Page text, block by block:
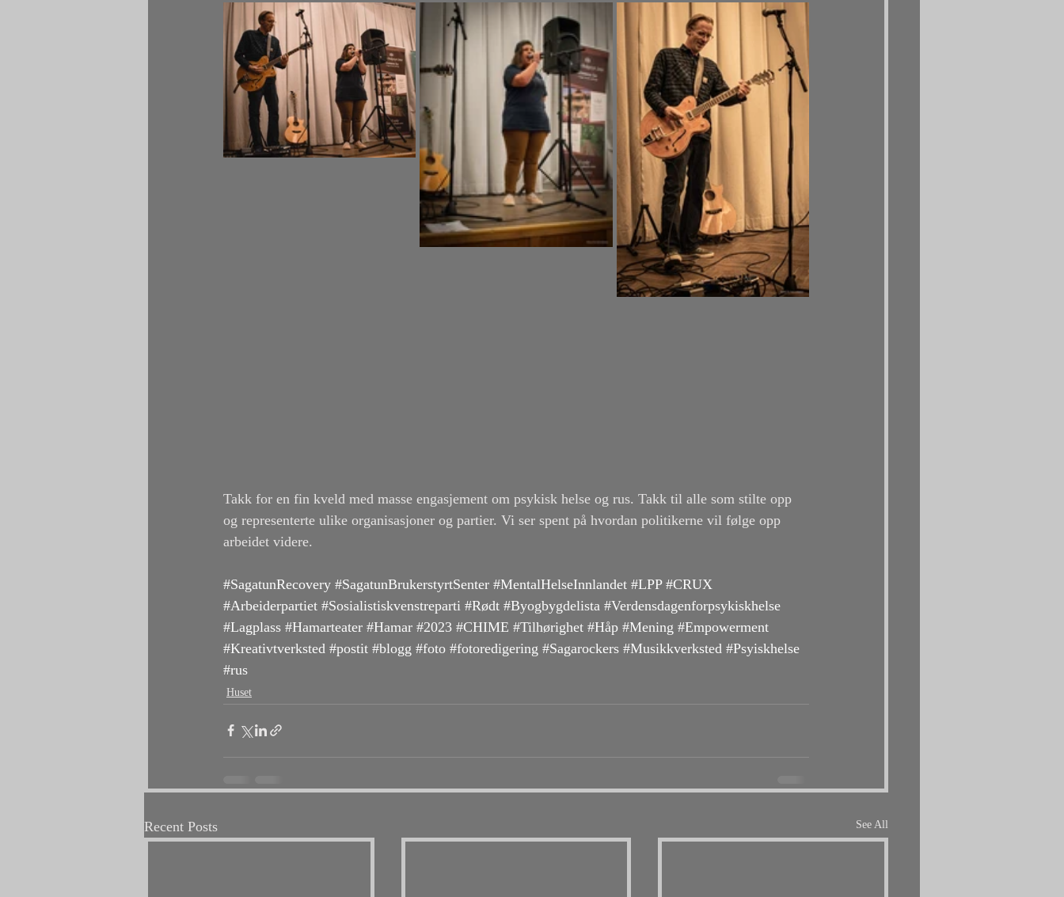
Takk for en fin kveld med masse engasjement om psykisk helse og rus. Takk til alle som stilte opp
og representerte ulike organisasjoner og partier. Vi ser spent på hvordan politikerne vil følge opp
arbeidet videre.
#SagatunRecovery #SagatunBrukerstyrtSenter #MentalHelseInnlandet #LPP #CRUX
#Arbeiderpartiet #Sosialistiskvenstreparti #Rødt #Byogbygdelista #Verdensdagenforpsykiskhelse
#Lagplass #Hamarteater #Hamar #2023 #CHIME #Tilhørighet #Håp #Mening #Empowerment
#Kreativtverksted #postit #blogg #foto #fotoredigering #Sagarockers #Musikkverksted #Psyiskhelse
#rus
Huset
Recent Posts See All